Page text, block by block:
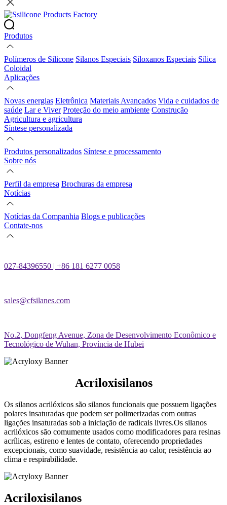
Produtos
Polímeros de Silicone Silanos Especiais Siloxanos Especiais Sílica
Coloidal
Aplicações
Novas energias Eletrônica Materiais Avançados Vida e cuidados de
saúde Lar e Viver Proteção do meio ambiente Construção
Agricultura e agricultura
Síntese personalizada
Produtos personalizados Síntese e processamento
Sobre nós
Perfil da empresa Brochuras da empresa
Notícias
Notícias da Companhia Blogs e publicações
Contate-nos
027-84396550 | +86 181 6277 0058
sales@cfsilanes.com
No.2, Dongfeng Avenue, Zona de Desenvolvimento Econômico e
Tecnológico de Wuhan, Província de Hubei
Acriloxisilanos
Os silanos acrilóxicos são silanos funcionais que possuem ligações
polares insaturadas que podem ser polimerizadas com outras
ligações insaturadas sob a iniciação de radicais livres.Os silanos
acrilóxicos são comumente usados como modificadores para resinas
acrílicas, estireno e lentes de contato, oferecendo propriedades
excepcionais, como suavidade, resistência ao calor, resistência ao
clima e respirabilidade.
Acriloxisilanos